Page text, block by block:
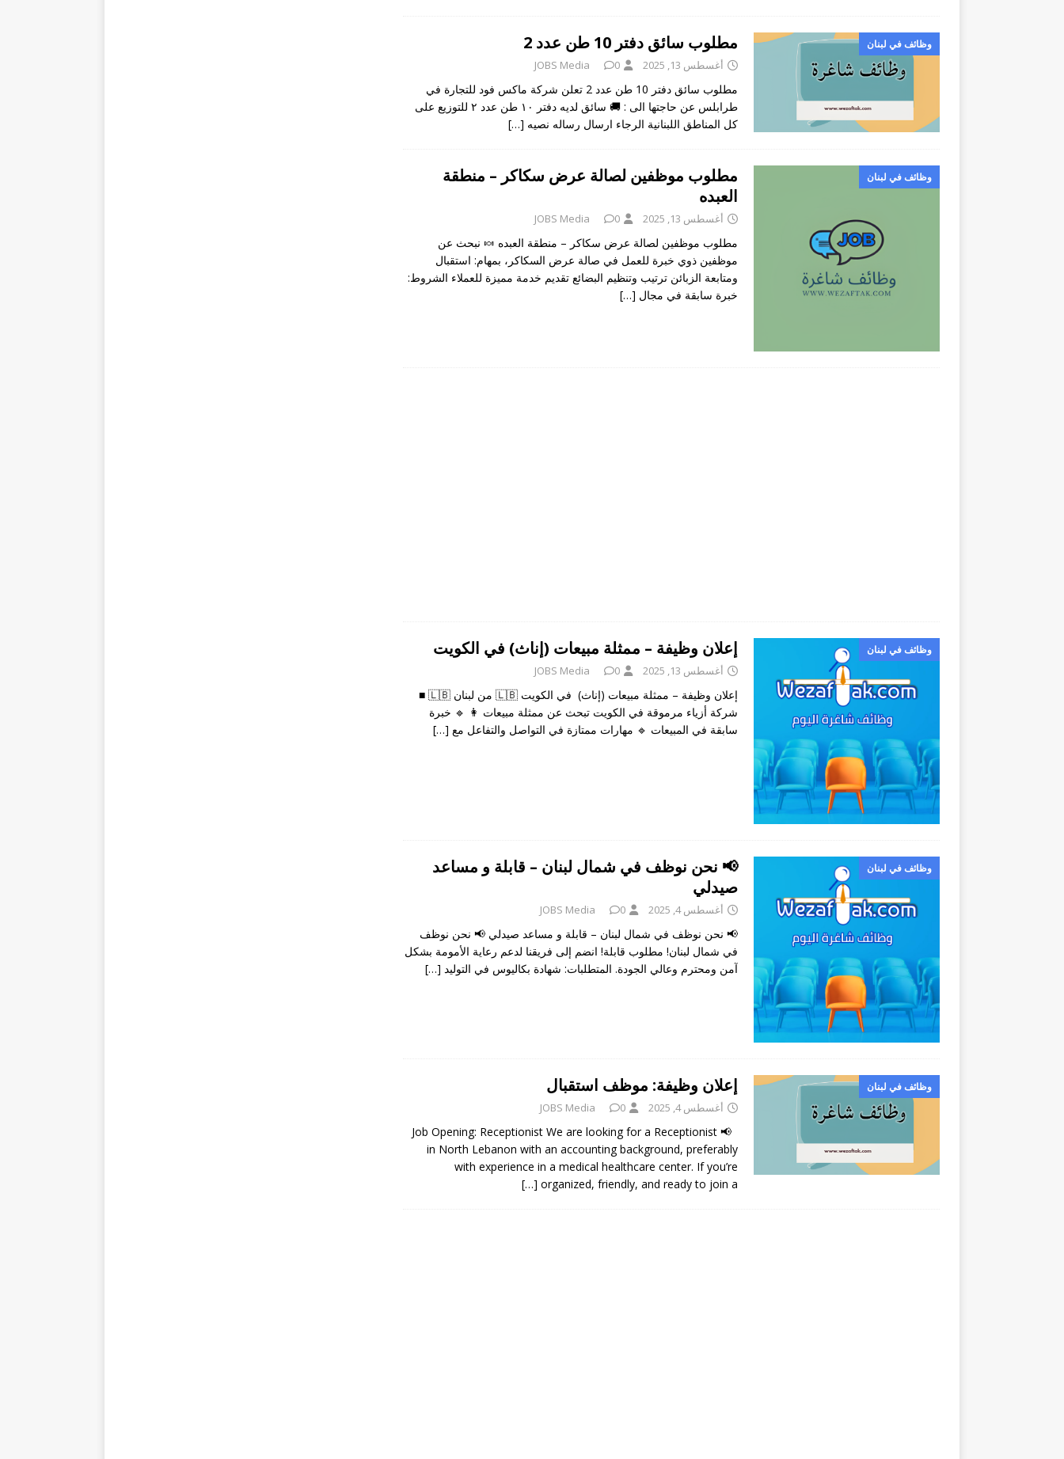
وظائف في لبنان مطلوب سائق دفتر 10 طن عدد 2
أغسطس 13, 2025 JOBS Media 0
مطلوب سائق دفتر 10 طن عدد 2 تعلن شركة ماكس فود للتجارة في
طرابلس عن حاجتها الى : 🚚 سائق لديه دفتر ١٠ طن عدد ٢ للتوزيع على
كل المناطق اللبنانية الرجاء ارسال رساله نصيه […]
وظائف في لبنان
مطلوب موظفين لصالة عرض سكاكر – منطقة
العبده
أغسطس 13, 2025 JOBS Media 0
مطلوب موظفين لصالة عرض سكاكر – منطقة العبده 🍬 نبحث عن
موظفين ذوي خبرة للعمل في صالة عرض السكاكر، بمهام: استقبال
ومتابعة الزبائن ترتيب وتنظيم البضائع تقديم خدمة مميزة للعملاء الشروط:
خبرة سابقة في مجال […]
وظائف في لبنان إعلان وظيفة – ممثلة مبيعات (إناث) في الكويت
أغسطس 13, 2025 JOBS Media 0
إعلان وظيفة – ممثلة مبيعات (إناث) في الكويت 🇱🇧 من لبنان 🇱🇧 ■
شركة أزياء مرموقة في الكويت تبحث عن ممثلة مبيعات 👩 🔹 خبرة
سابقة في المبيعات 🔹 مهارات ممتازة في التواصل والتفاعل مع […]
وظائف في لبنان
📢 نحن نوظف في شمال لبنان – قابلة و مساعد
صيدلي
أغسطس 4, 2025 JOBS Media 0
📢 نحن نوظف في شمال لبنان – قابلة و مساعد صيدلي 📢 نحن نوظف
في شمال لبنان! مطلوب قابلة! انضم إلى فريقنا لدعم رعاية الأمومة بشكل
آمن ومحترم وعالي الجودة. المتطلبات: شهادة بكاليوس في التوليد […]
وظائف في لبنان إعلان وظيفة: موظف استقبال
أغسطس 4, 2025 JOBS Media 0
📢 Job Opening: Receptionist We are looking for a Receptionist
in North Lebanon with an accounting background, preferably
with experience in a medical healthcare center. If you’re
organized, friendly, and ready to join a
[…]